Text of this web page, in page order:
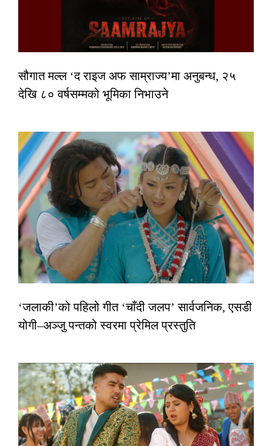
सौगात मल्ल ‘द राइज अफ साम्राज्य’मा अनुबन्ध, २५
देखि ८० वर्षसम्मको भूमिका निभाउने
‘जलाकी’को पहिलो गीत ‘चाँदी जलप’ सार्वजनिक, एसडी
योगी–अञ्जु पन्तको स्वरमा प्रेमिल प्रस्तुति